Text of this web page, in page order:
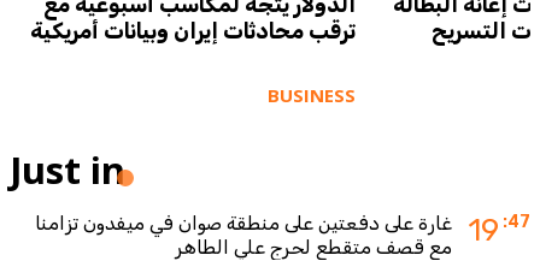
ترقب محادثات إيران وبيانات أمريكية
BUSINESS
التسريح
Just in
19 :47
غارة على دفعتين على منطقة صوان في ميفدون تزامنا
مع قصف متقطع لحرج علي الطاهر